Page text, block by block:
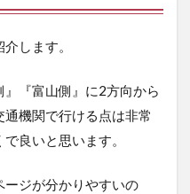
します。
『富山側』に2方向から
機関で行ける点は非常
良いと思います。
ージが分かりやすいの